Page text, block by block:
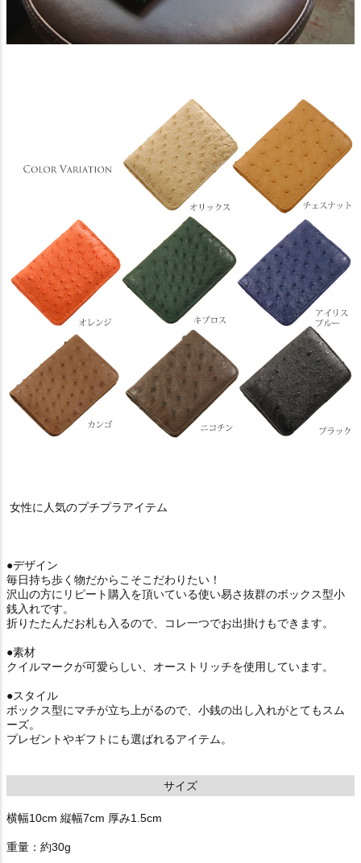
女性に人気のプチプラアイテム
●デザイン
毎日持ち歩く物だからこそこだわりたい！
沢山の方にリピート購入を頂いている使い易さ抜群のボックス型小
銭入れです。
折りたたんだお札も入るので、コレ一つでお出掛けもできます。
●素材
クイルマークが可愛らしい、オーストリッチを使用しています。
●スタイル
ボックス型にマチが立ち上がるので、小銭の出し入れがとてもスム
ーズ。
プレゼントやギフトにも選ばれるアイテム。
サイズ
横幅10cm 縦幅7cm 厚み1.5cm
重量：約30g